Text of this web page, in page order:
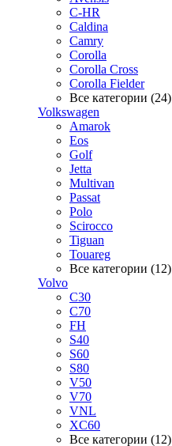
C-HR
Caldina
Camry
Corolla
Corolla Cross
Corolla Fielder
Все категории (24)
Volkswagen
Amarok
Eos
Golf
Jetta
Multivan
Passat
Polo
Scirocco
Tiguan
Touareg
Все категории (12)
Volvo
C30
C70
FH
S40
S60
S80
V50
V70
VNL
XC60
Все категории (12)